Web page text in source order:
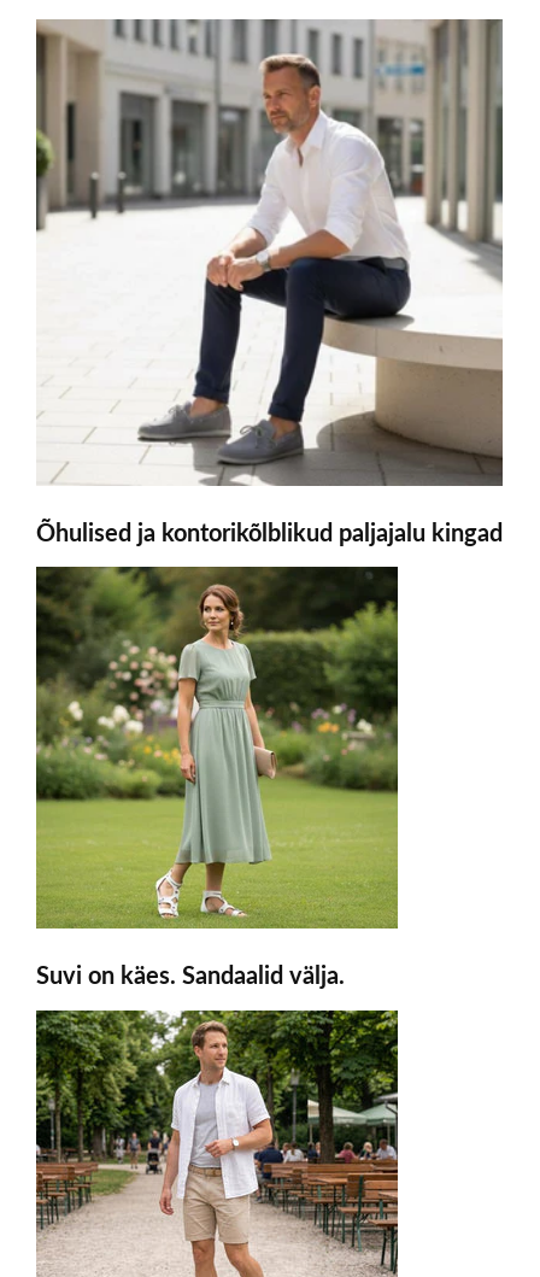
Õhulised ja kontorikõlblikud paljajalu kingad
Suvi on käes. Sandaalid välja.